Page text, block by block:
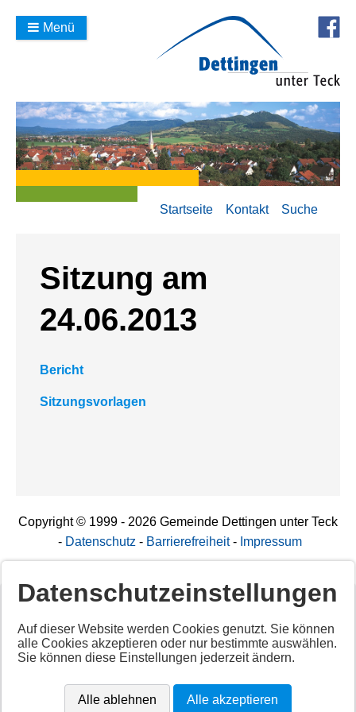
Menü
Startseite Kontakt Suche
Sitzung am
24.06.2013
Bericht
Sitzungsvorlagen
Copyright © 1999 - 2026 Gemeinde Dettingen unter Teck
- Datenschutz- Barrierefreiheit- Impressum
Deaktiviertes Script!
Aktivieren Sie alle Cookies per Klick auf "Alle akzeptieren"
um diesen Inhalt anzuzeigen.
Anbieter: Unbekannt
https://app.cituro.com/booking-widget
Datenschutzeinstellungen
Auf dieser Website werden Cookies genutzt. Sie können
alle Cookies akzeptieren oder nur bestimmte auswählen.
Sie können diese Einstellungen jederzeit ändern.
Alle ablehnen Alle akzeptieren